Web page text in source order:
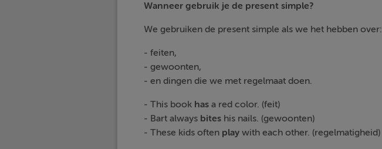
Wanneer gebruik je de present simple?
We gebruiken de present simple als we het hebben over:
- feiten,
- gewoonten,
- en dingen die we met regelmaat doen.
- This book hasa red color. (feit)
- Bart always biteshis nails. (gewoonten)
- These kids often playwith each other. (regelmatigheid)